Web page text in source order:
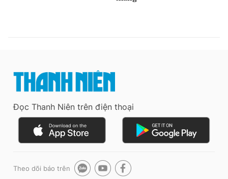
Đọc Thanh Niên trên điện thoại
Theo dõi báo trên